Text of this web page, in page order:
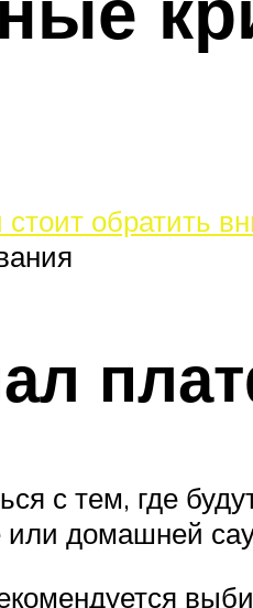
стоит обратить
с тем, где
или домашней